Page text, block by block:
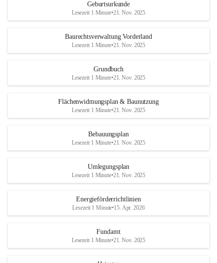
Geburtsurkunde
Lesezeit 1 Minute•21. Nov. 2025
Baurechtsverwaltung Vorderland
Lesezeit 1 Minute•21. Nov. 2025
Grundbuch
Lesezeit 1 Minute•21. Nov. 2025
Flächenwidmungsplan & Baunutzung
Lesezeit 1 Minute•21. Nov. 2025
Bebauungsplan
Lesezeit 1 Minute•21. Nov. 2025
Umlegungsplan
Lesezeit 1 Minute•21. Nov. 2025
Energieförderrichtlinien
Lesezeit 1 Minute•15. Apr. 2026
Fundamt
Lesezeit 1 Minute•21. Nov. 2025